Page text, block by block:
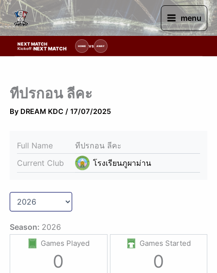
Skip
to
content
menu
NEXT MATCH
Kickoff :NEXT MATCH HOME VS AWAY
ยการแข่งขัน | รอระบุวันแข่งขัน | รอข้อมูลทีมแข่งขัน
ทีปรกอน ลีคะ
By DREAM KDC / 17/07/2025
Full Name
ทีปรกอน ลีคะ
Current Club
โรงเรียนภูผาม่าน
Season: 2026
Games Played
0
Games Started
0